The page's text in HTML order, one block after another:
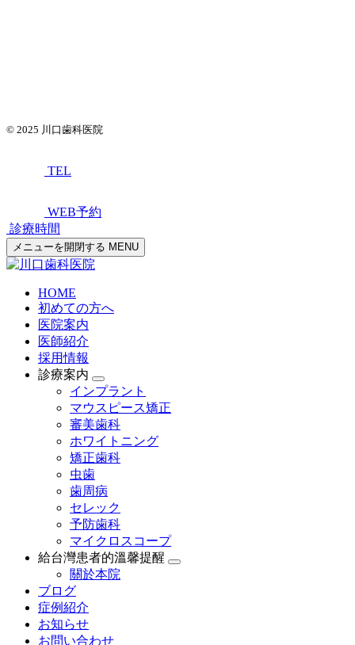
© 2025 川口歯科医院
TEL
WEB予約
診療時間
メニューを開閉する MENU
HOME
初めての方へ
医院案内
医師紹介
採用情報
診療案内
インプラント
マウスピース矯正
審美歯科
ホワイトニング
矯正歯科
虫歯
歯周病
セレック
予防歯科
マイクロスコープ
給台灣患者的溫馨提醒
關於本院
ブログ
症例紹介
お知らせ
お問い合わせ